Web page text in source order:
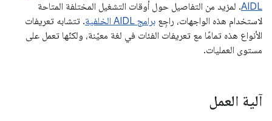
AIDL. لمزيد من التفاصيل حول أوقات التشغيل المختلفة المتاحة
لاستخدام هذه الواجهات، راجِع برامج AIDL الخلفية
. تتشابه تعريفات
الأنواع هذه تمامًا مع تعريفات الفئات في لغة معيّنة، ولكنّها تعمل على
مستوى العمليات.
آلية العمل